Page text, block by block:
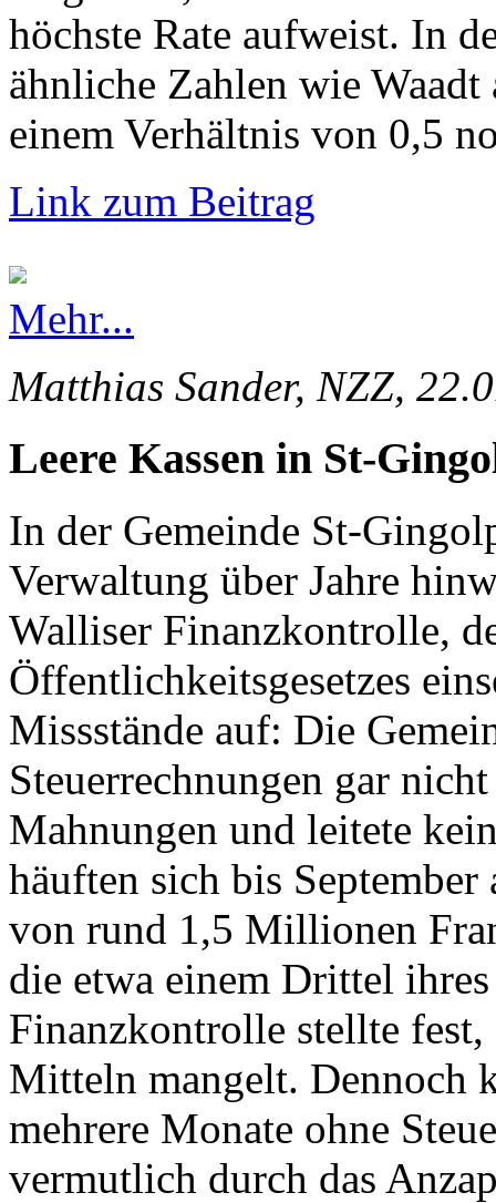
höchste Rate aufweist. In
ähnliche Zahlen wie
einem Verhältnis von 0,5
Link zum Beitrag
Mehr...
Matthias Sander, NZZ,
Leere Kassen in St-
In der Gemeinde St-
Verwaltung über Jahre
Walliser Finanzkontrolle,
Öffentlichkeitsgesetzes
Missstände auf: Die
Steuerrechnungen gar
Mahnungen und leitete
häuften sich bis September
von rund 1,5 Millionen
die etwa einem Drittel
Finanzkontrolle stellte
Mitteln mangelt. Dennoch
mehrere Monate ohne
vermutlich durch das